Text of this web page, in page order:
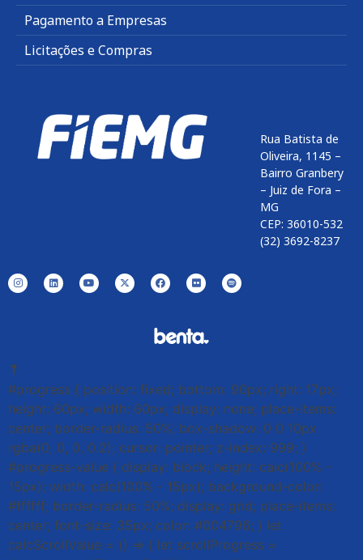
Pagamento a Empresas
Licitações e Compras
Rua Batista de
Oliveira, 1145 –
Bairro Granbery
– Juiz de Fora –
MG
CEP: 36010-532
(32) 3692-8237
⤒
#progress { position: fixed; bottom: 90px; right: 17px;
height: 60px; width: 60px; display: none; place-items:
center; border-radius: 50%; box-shadow: 0 0 10px
rgba(0, 0, 0, 0.2); cursor: pointer; z-index: 999; }
#progress-value { display: block; height: calc(100% -
15px); width: calc(100% - 15px); background-color:
#ffffff; border-radius: 50%; display: grid; place-items:
center; font-size: 35px; color: #004796; } let
calcScrollValue = () => { let scrollProgress =